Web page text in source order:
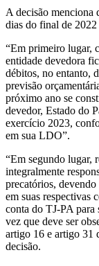
A decisão menciona
dias do final de
“Em primeiro lugar,
entidade devedora
débitos, no entanto,
previsão
próximo ano se
devedor, Estado do
exercício 2023,
em sua LDO”.
“Em segundo lugar,
integralmente
precatórios,
em suas respectivas
conta do TJ-PA para
vez que deve ser
artigo 16 e artigo 31
decisão.